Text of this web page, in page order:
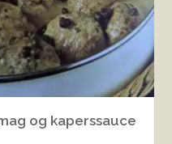
og kaperssauce